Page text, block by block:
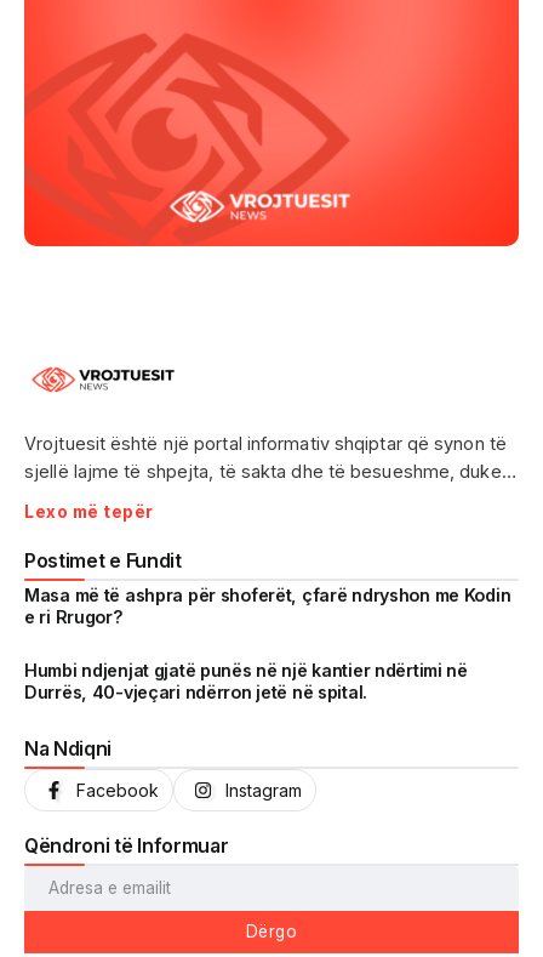
Vrojtuesit është një portal informativ shqiptar që synon të
sjellë lajme të shpejta, të sakta dhe të besueshme, duke
treguar realitetin pa çensurë. Fokus i punës sonë janë
ngjarjet e aktualitetit, problematikat sociale, denoncimet
qytetare dhe zhvillimet që prekin drejtpërdrejt jetën e
përditshme të shqiptarëve.
arritura në një kohë shumë të shkurtër, Vrojtuesit është
kthyer në një zë të fortë informimi dhe një pasqyrë reale të
Lexo më tepër
Postimet e Fundit
Masa më të ashpra për shoferët, çfarë ndryshon me Kodin
e ri Rrugor?
Humbi ndjenjat gjatë punës në një kantier ndërtimi në
Durrës, 40-vjeçari ndërron jetë në spital.
Na Ndiqni
Facebook Instagram
Qëndroni të Informuar
Dërgo